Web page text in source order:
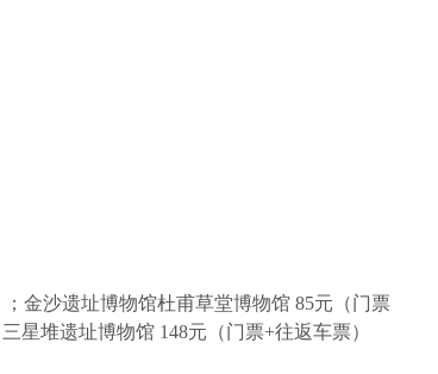
金沙遗址博物馆杜甫草堂博物馆 85元（门票
星堆遗址博物馆 148元（门票+往返车票）